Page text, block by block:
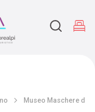
Museo Maschere